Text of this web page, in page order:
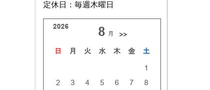
定休日：毎週木曜日